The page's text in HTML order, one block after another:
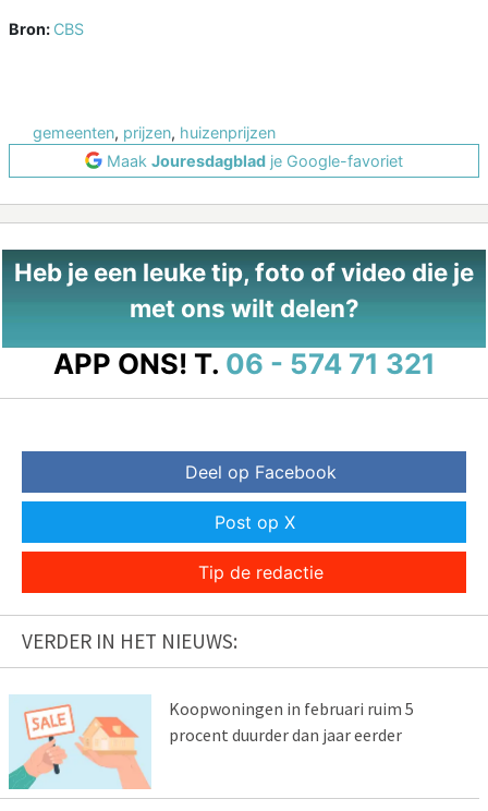
Bron: CBS
gemeenten, prijzen, huizenprijzen
Maak Jouresdagblad je Google-favoriet
Heb je een leuke tip, foto of video die je
met ons wilt delen?
APP ONS! T. 06 - 574 71 321
Deel op Facebook
Post op X
Tip de redactie
VERDER IN HET NIEUWS:
Koopwoningen in februari ruim 5
procent duurder dan jaar eerder